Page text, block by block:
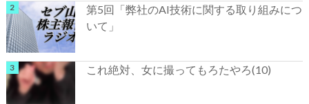
第5回「弊社のAI技術に関する取り組みにつ
いて」
これ絶対、女に撮ってもろたやろ(10)